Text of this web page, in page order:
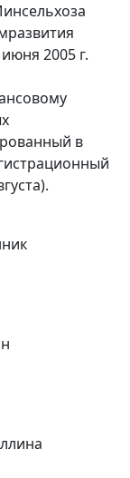
2005 г.
в